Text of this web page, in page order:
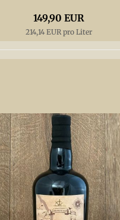
149,90 EUR
214,14 EUR pro Liter